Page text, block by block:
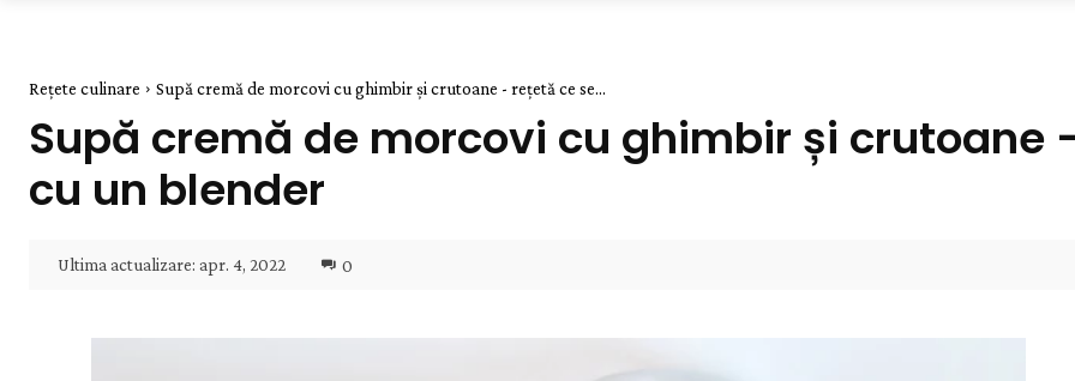
Rețete culinare Supă cremă de morcovi cu ghimbir și crutoane - rețetă ce se...
Supă cremă de morcovi cu ghimbir și crutoane
cu un blender
Ultima actualizare: apr. 4, 2022 0